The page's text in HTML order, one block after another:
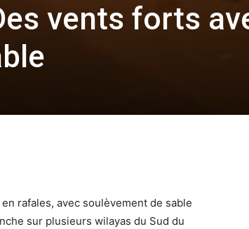
vents forts
rafales, avec soulèvement de sable
sur plusieurs wilayas du Sud du